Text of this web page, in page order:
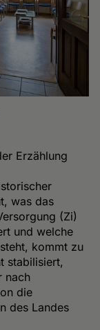
Erzählung
was das
(Zi)
und welche
kommt zu
stabilisiert,
nach
die
des Landes